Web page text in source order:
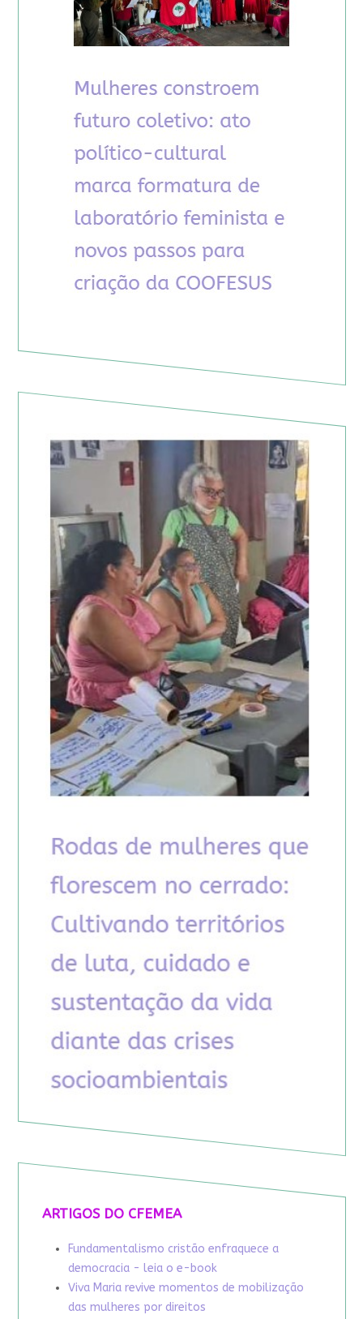
ARTIGOS DO CFEMEA
Fundamentalismo cristão enfraquece a
democracia - leia o e-book
Viva Maria revive momentos de mobilização
das mulheres por direitos